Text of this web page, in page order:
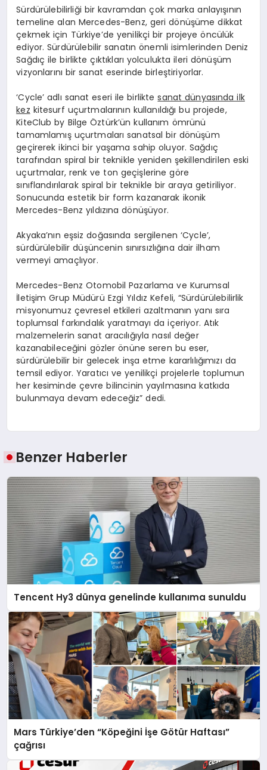
Sürdürülebilirliği bir kavramdan çok marka anlayışının
temeline alan Mercedes-Benz, geri dönüşüme dikkat
çekmek için Türkiye’de yenilikçi bir projeye öncülük
ediyor. Sürdürülebilir sanatın önemli isimlerinden Deniz
Sağdıç ile birlikte çıktıkları yolculukta ileri dönüşüm
vizyonlarını bir sanat eserinde birleştiriyorlar.
‘Cycle’ adlı sanat eseri ile birliktesanat dünyasında ilk
kez kitesurf uçurtmalarının kullanıldığı bu projede,
KiteClub by Bilge Öztürk’ün kullanım ömrünü
tamamlamış uçurtmaları sanatsal bir dönüşüm
geçirerek ikinci bir yaşama sahip oluyor. Sağdıç
tarafından spiral bir teknikle yeniden şekillendirilen eski
uçurtmalar, renk ve ton geçişlerine göre
sınıflandırılarak spiral bir teknikle bir araya getiriliyor.
Sonucunda estetik bir form kazanarak ikonik
Mercedes-Benz yıldızına dönüşüyor.
Akyaka’nın eşsiz doğasında sergilenen ‘Cycle’,
sürdürülebilir düşüncenin sınırsızlığına dair ilham
vermeyi amaçlıyor.
Mercedes-Benz Otomobil Pazarlama ve Kurumsal
İletişim Grup Müdürü Ezgi Yıldız Kefeli, “Sürdürülebilirlik
misyonumuz çevresel etkileri azaltmanın yanı sıra
toplumsal farkındalık yaratmayı da içeriyor. Atık
malzemelerin sanat aracılığıyla nasıl değer
kazanabileceğini gözler önüne seren bu eser,
sürdürülebilir bir gelecek inşa etme kararlılığımızı da
temsil ediyor. Yaratıcı ve yenilikçi projelerle toplumun
her kesiminde çevre bilincinin yayılmasına katkıda
bulunmaya devam edeceğiz” dedi.
Benzer Haberler
Tencent Hy3 dünya genelinde kullanıma sunuldu
Mars Türkiye’den “Köpeğini İşe Götür Haftası”
çağrısı